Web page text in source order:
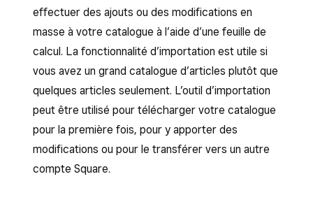
effectuer des ajouts ou des modifications en
masse à votre catalogue à l’aide d’une feuille de
calcul. La fonctionnalité d’importation est utile si
vous avez un grand catalogue d’articles plutôt que
quelques articles seulement. L’outil d’importation
peut être utilisé pour télécharger votre catalogue
pour la première fois, pour y apporter des
modifications ou pour le transférer vers un autre
compte Square.